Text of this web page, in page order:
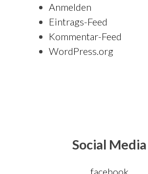
Anmelden
Eintrags-Feed
Kommentar-Feed
WordPress.org
Social Media
facebook